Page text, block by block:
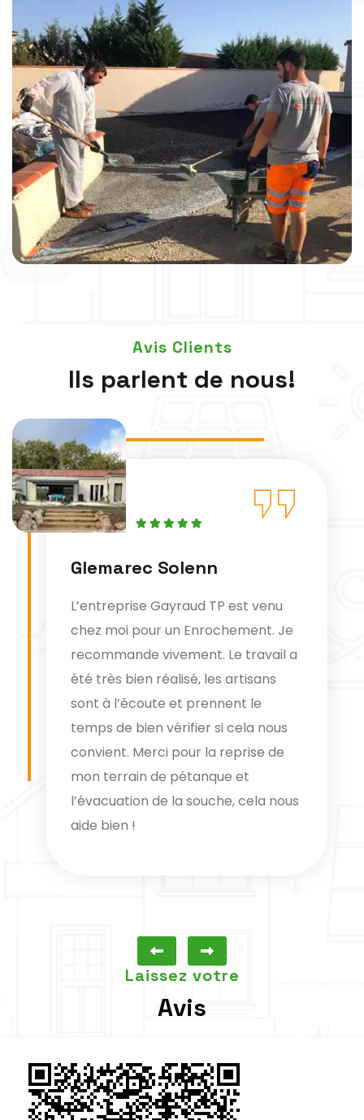
Avis Clients
Ils parlent de nous!
Glemarec Solenn
L’entreprise Gayraud TP est venu
chez moi pour un Enrochement. Je
recommande vivement. Le travail a
été très bien réalisé, les artisans
sont à l’écoute et prennent le
temps de bien vérifier si cela nous
convient. Merci pour la reprise de
mon terrain de pétanque et
l’évacuation de la souche, cela nous
aide bien !
Laissez votre
Avis